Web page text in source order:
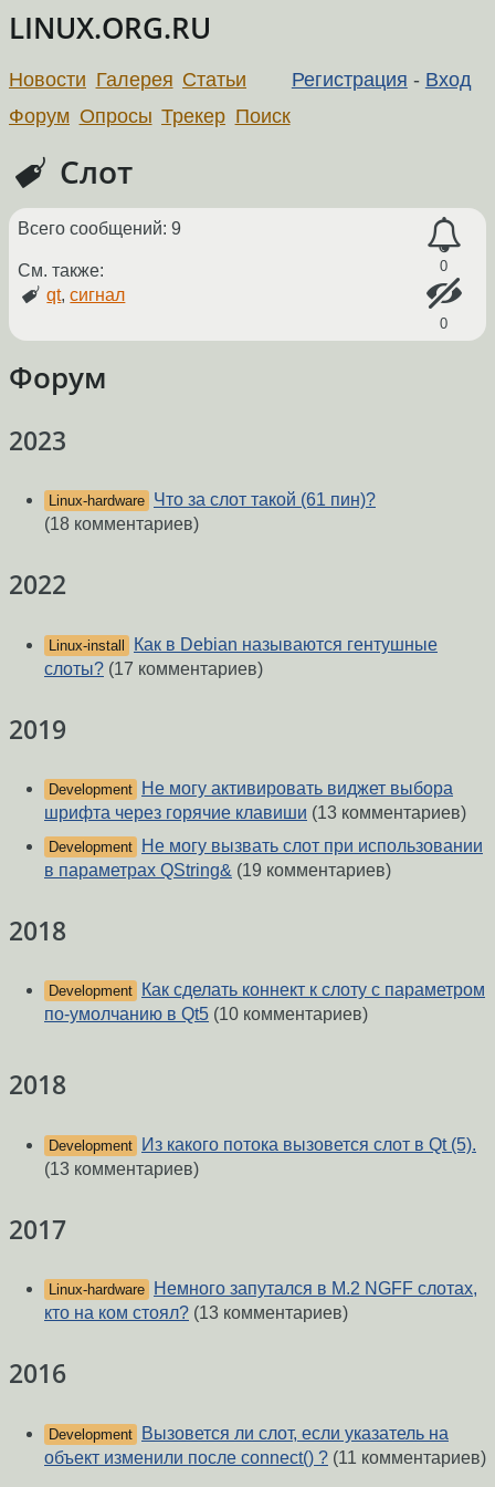
LINUX.ORG.RU
Регистрация - Вход
Новости Галерея Статьи
Форум Опросы Трекер Поиск
Слот
0
0
Всего сообщений: 9
См. также:
qt,сигнал
Форум
2023
Linux-hardware Что за слот такой (61 пин)?
(18 комментариев)
2022
Linux-install
Как в Debian называются гентушные
слоты? (17 комментариев)
2019
Development
Не могу активировать виджет выбора
шрифта через горячие клавиши (13 комментариев)
Development
Не могу вызвать слот при использовании
в параметрах QString& (19 комментариев)
2018
Development
Как сделать коннект к слоту с параметром
по-умолчанию в Qt5 (10 комментариев)
2018
Development
Из какого потока вызовется слот в Qt (5).
(13 комментариев)
2017
Linux-hardware
Немного запутался в M.2 NGFF слотах,
кто на ком стоял? (13 комментариев)
2016
Development
Вызовется ли слот, если указатель на
объект изменили после connect() ? (11 комментариев)